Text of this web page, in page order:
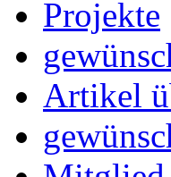
Projekte
Artikel